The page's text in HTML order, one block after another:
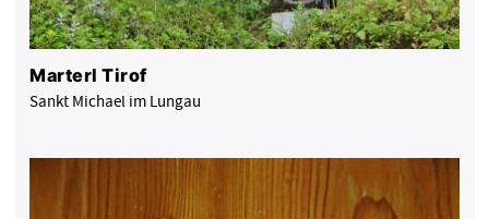
Marterl Tirof
Sankt Michael im Lungau